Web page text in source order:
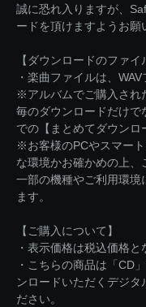
誠に恐れ入りますが、
ードを頂けますようお願
【ダウンロードのファイ
・楽曲ファイルは、
※アルバムでご購入され
毎のダウンロードだけ
での【まとめてダウンロ
※お客様のPCやスマー
な環境かお確かめの上、
一部の機種やご利用環境
ます。
【ご購入について】
・表示価格は税込価格と
・こちらの商品は「CD
ンロードいただくデジタ
ださい。